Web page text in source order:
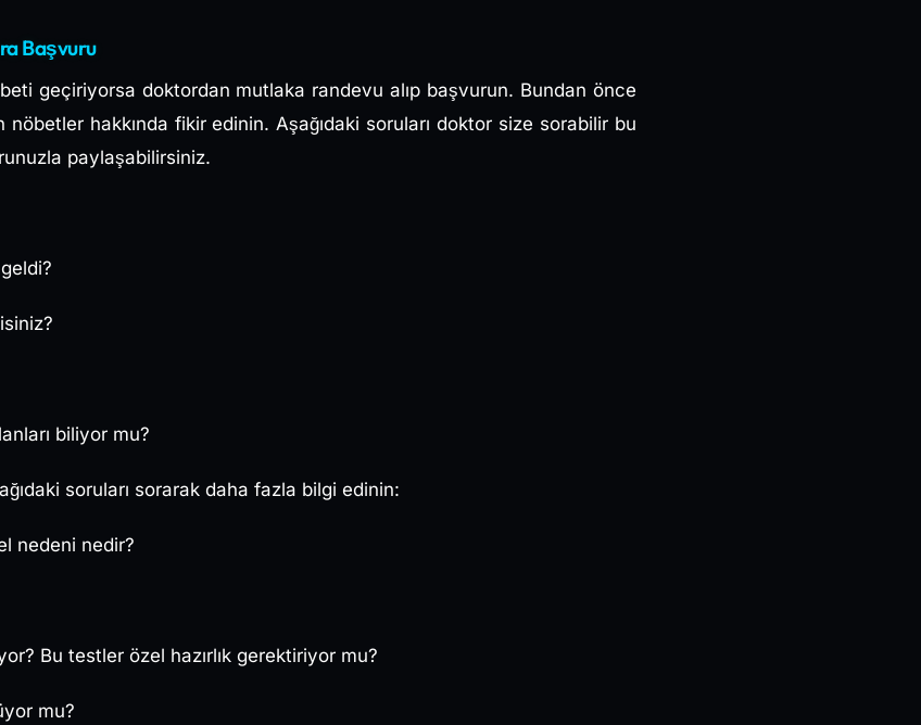
Başvuru
geçiriyorsa doktordan mutlaka randevu alıp başvurun. Bundan önce
hakkında fikir edinin. Aşağıdaki soruları doktor size sorabilir bu
paylaşabilirsiniz.
biliyor mu?
soruları sorarak daha fazla bilgi edinin:
nedeni nedir?
Bu testler özel hazırlık gerektiriyor mu?
mu?